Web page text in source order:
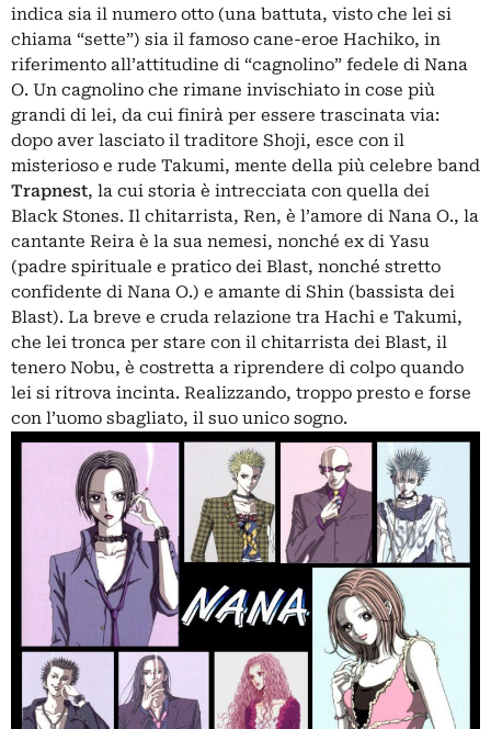
indica sia il numero otto (una battuta, visto che lei si
chiama “sette”) sia il famoso cane-eroe Hachiko, in
riferimento all’attitudine di “cagnolino” fedele di Nana
O. Un cagnolino che rimane invischiato in cose più
grandi di lei, da cui finirà per essere trascinata via:
dopo aver lasciato il traditore Shoji, esce con il
misterioso e rude Takumi, mente della più celebre band
Trapnest, la cui storia è intrecciata con quella dei
Black Stones. Il chitarrista, Ren, è l’amore di Nana O., la
cantante Reira è la sua nemesi, nonché ex di Yasu
(padre spirituale e pratico dei Blast, nonché stretto
confidente di Nana O.) e amante di Shin (bassista dei
Blast). La breve e cruda relazione tra Hachi e Takumi,
che lei tronca per stare con il chitarrista dei Blast, il
tenero Nobu, è costretta a riprendere di colpo quando
lei si ritrova incinta. Realizzando, troppo presto e forse
con l’uomo sbagliato, il suo unico sogno.